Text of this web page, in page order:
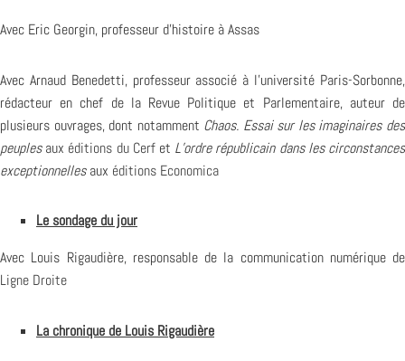
Avec Eric Georgin, professeur d’histoire à Assas
Avec Arnaud Benedetti, professeur associé à l’université Paris-Sorbonne,
rédacteur en chef de la Revue Politique et Parlementaire, auteur de
plusieurs ouvrages, dont notamment Chaos. Essai sur les imaginaires des
peuplesaux éditions du Cerfet L’ordre républicain dans les circonstances
exceptionnellesaux éditions Economica
Le sondage du jour
Avec Louis Rigaudière, responsable de la communication numérique de
Ligne Droite
La chronique de Louis Rigaudière